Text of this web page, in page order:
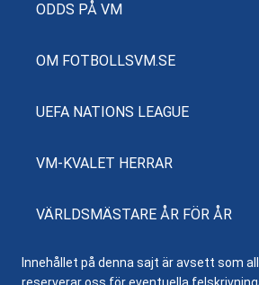
ODDS PÅ VM
OM FOTBOLLSVM.SE
UEFA NATIONS LEAGUE
VM-KVALET HERRAR
VÄRLDSMÄSTARE ÅR FÖR ÅR
Innehållet på denna sajt är avsett som